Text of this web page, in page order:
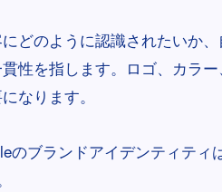
どのように認識されたいか
性を指します。ロゴ、カラ
なります。
のブランドアイデンティティ